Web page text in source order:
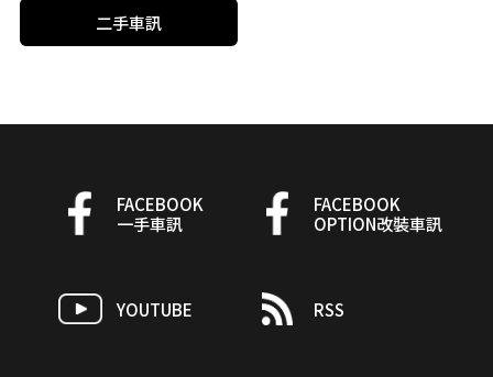
二手車訊
FACEBOOK
一手車訊
FACEBOOK
OPTION改裝車訊
YOUTUBE RSS